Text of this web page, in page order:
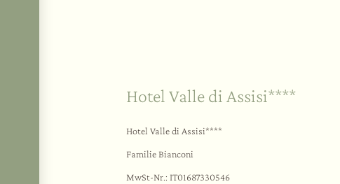
Hotel Valle di Assisi****
Hotel Valle di Assisi****
Familie Bianconi
MwSt-Nr.: IT01687330546